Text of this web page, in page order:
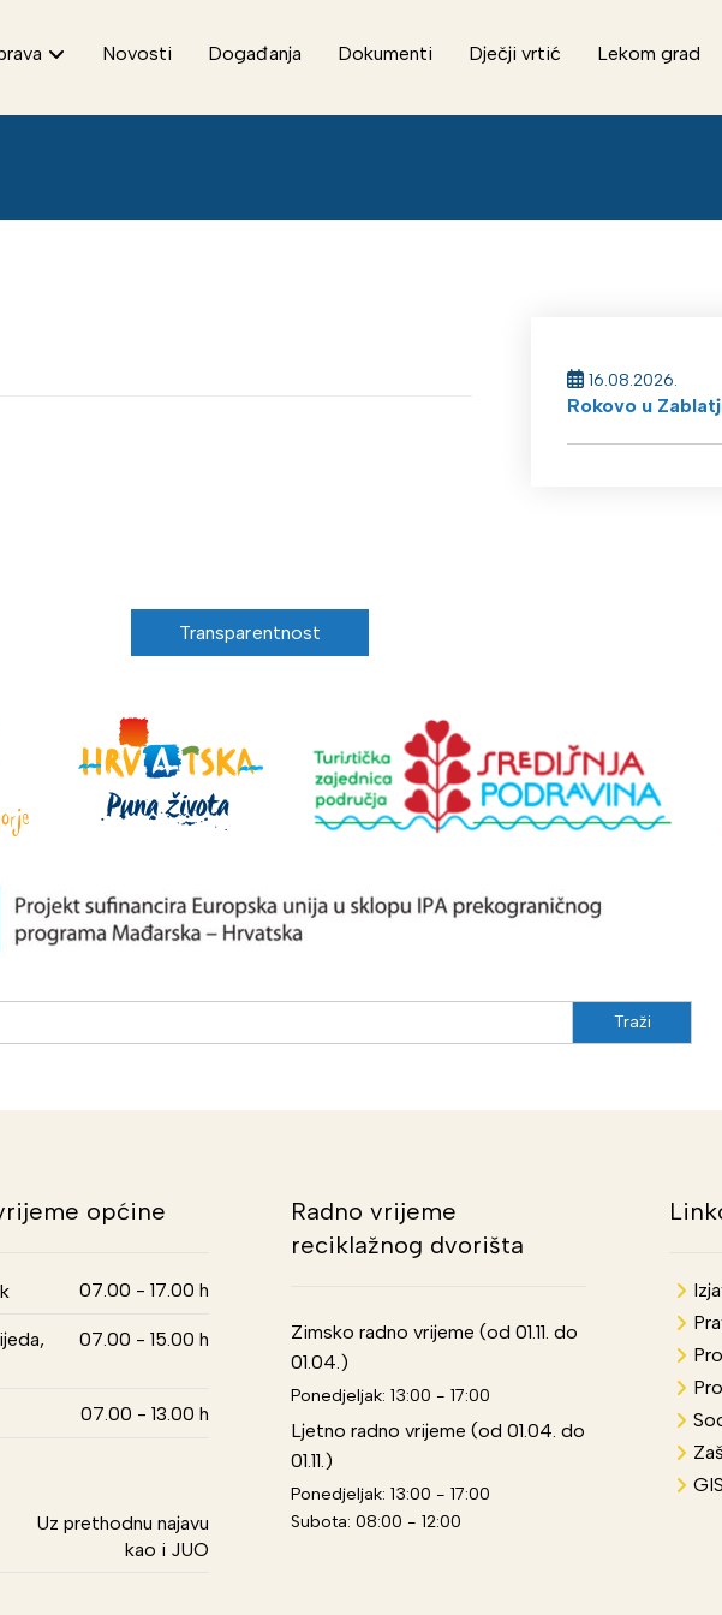
Novosti Događanja Dokumenti Dječji vrtić Lekom grad
16.08.2026.
Rokovo u
Transparentnost
općine
07.00 - 17.00 h
07.00 - 15.00 h
07.00 - 13.00 h
Uz prethodnu najavu
kao i JUO
Radno vrijeme
reciklažnog dvorišta
Zimsko radno vrijeme (od 01.11. do
01.04.)
Ponedjeljak: 13:00 - 17:00
Ljetno radno vrijeme (od 01.04. do
01.11.)
Ponedjeljak: 13:00 - 17:00
Subota: 08:00 - 12:00